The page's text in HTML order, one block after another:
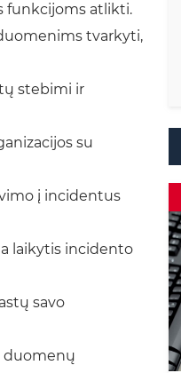
funkcijoms atlikti.
tvarkyti,
stebimi ir
su
į incidentus
laikytis incidento
savo
duomenų